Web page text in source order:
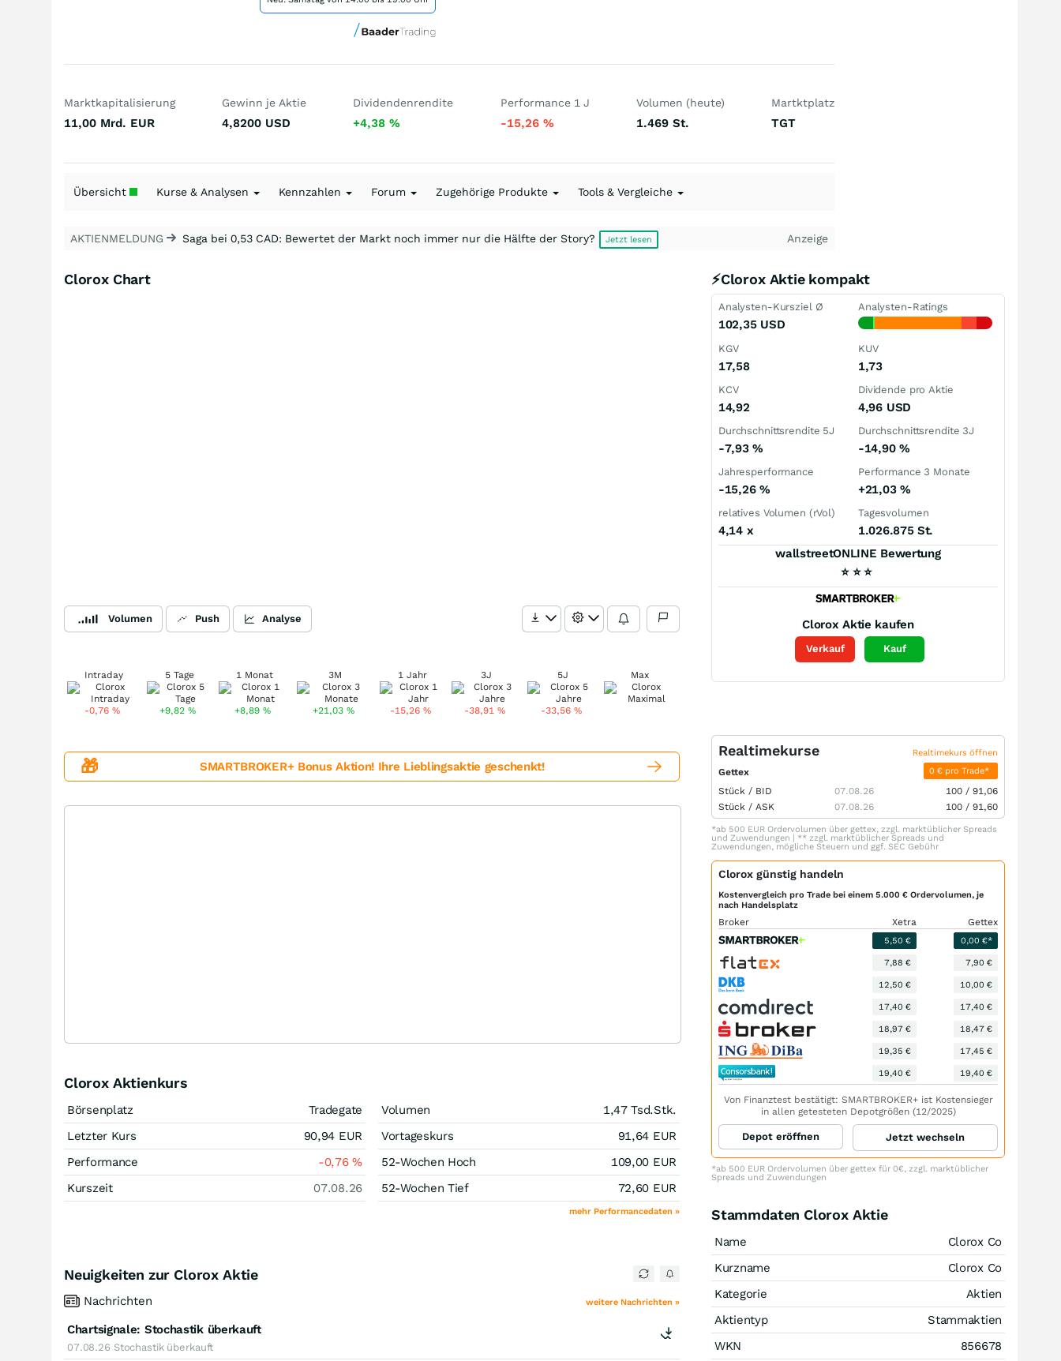
Marktkapitalisierung
11,00 Mrd. EUR
Gewinn je Aktie
4,8200 USD
Dividendenrendite
+4,38%
Performance 1 J
-15,26 %
Volumen (heute)
1.469St.
Martktplatz
TGT
Übersicht Kurse & Analysen Kennzahlen Forum Zugehörige Produkte Tools & Vergleiche
AKTIENMELDUNG Saga bei 0,53 CAD: Bewertet der Markt noch immer nur die Hälfte der Story? Jetzt lesen Anzeige
Clorox Chart
Volumen Push Analyse
Intraday
-0,76 %
5 Tage
+9,82%
1 Monat
+8,89%
3M
+21,03 %
1 Jahr
-15,26%
3J
-38,91 %
5J
-33,56 %
Max
⚡Clorox Aktie kompakt
Analysten-Kursziel Ø
102,35 USD
Analysten-Ratings
KGV
17,58
KUV
1,73
KCV
14,92
Dividende pro Aktie
4,96 USD
Durchschnittsrendite 5J
-7,93%
Durchschnittsrendite 3J
-14,90 %
Jahresperformance
-15,26 %
Performance 3 Monate
+21,03 %
relatives Volumen (rVol)
4,14 x
Tagesvolumen
1.026.875 St.
wallstreetONLINE Bewertung
⭐ ⭐ ⭐
Clorox Aktie kaufen
Verkauf Kauf
🎁 SMARTBROKER+ Bonus Aktion! Ihre Lieblingsaktie geschenkt!
Clorox Aktienkurs
Börsenplatz
Tradegate
Letzter Kurs
90,94 EUR
Performance
-0,76%
Kurszeit
07.08.26
Volumen 1,47 Tsd.Stk.
Vortageskurs
91,64 EUR
52-Wochen Hoch
109,00 EUR
52-Wochen Tief
72,60 EUR
mehr Performancedaten »
Neuigkeiten zur Clorox Aktie
Nachrichten weitere Nachrichten »
Chartsignale: Stochastik überkauft
07.08.26 Stochastik überkauft
Realtimekurse Realtimekurs öffnen
Gettex 0 € pro Trade*
Stück / BID 07.08.26 100 / 91,06
Stück / ASK 07.08.26 100 / 91,60
*ab 500 EUR Ordervolumen über gettex, zzgl. marktüblicher Spreads
und Zuwendungen | ** zzgl. marktüblicher Spreads und
Zuwendungen, mögliche Steuern und ggf. SEC Gebühr
Clorox günstig handeln
Kostenvergleich pro Trade bei einem 5.000 € Ordervolumen, je
nach Handelsplatz
Broker Xetra Gettex
5,50 € 0,00 €*
7,88 € 7,90 €
12,50 € 10,00 €
17,40 € 17,40 €
18,97 € 18,47 €
19,35 € 17,45 €
19,40 € 19,40 €
Von Finanztest bestätigt: SMARTBROKER+ ist Kostensieger
in allen getesteten Depotgrößen (12/2025)
Depot eröffnen Jetzt wechseln
*ab 500 EUR Ordervolumen über gettex für 0€, zzgl. marktüblicher
Spreads und Zuwendungen
Stammdaten Clorox Aktie
Name
Clorox Co
Kurzname
Clorox Co
Kategorie
Aktien
Aktientyp
Stammaktien
WKN
856678